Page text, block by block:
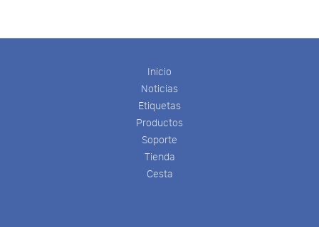
Inicio
Noticias
Etiquetas
Productos
Soporte
Tienda
Cesta